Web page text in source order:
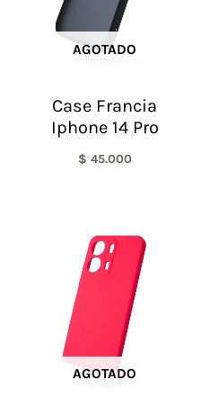
AGOTADO
Case Francia
Iphone 14 Pro
$ 45.000
AGOTADO